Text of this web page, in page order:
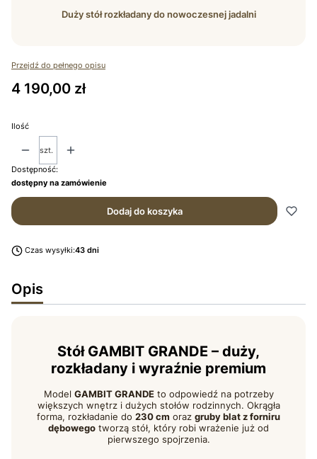
Duży stół rozkładany do nowoczesnej jadalni
Przejdź do pełnego opisu
Cena
4 190,00 zł
Ilość
szt.
Dostępność:
dostępny na zamówienie
Dodaj do koszyka
Czas wysyłki:43 dni
Opis
Stół GAMBIT GRANDE – duży,
rozkładany i wyraźnie premium
Model GAMBIT GRANDEto odpowiedź na potrzeby
większych wnętrz i dużych stołów rodzinnych. Okrągła
forma, rozkładanie do 230 cm oraz gruby blat z forniru
dębowego tworzą stół, który robi wrażenie już od
pierwszego spojrzenia.